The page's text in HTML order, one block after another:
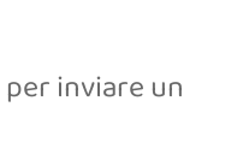
per inviare un